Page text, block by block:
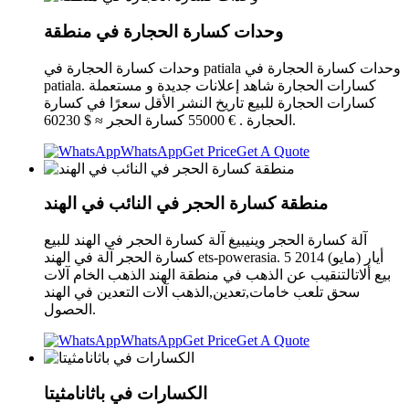
وحدات كسارة الحجارة في منطقة
وحدات كسارة الحجارة في patiala وحدات كسارة الحجارة في
patiala. كسارات الحجارة شاهد إعلانات جديدة و مستعملة
كسارات الحجارة للبيع تاريخ النشر الأقل سعرًا في كسارة
الحجارة . € 55000 كسارة الحجر ≈ $ 60230.
WhatsAppGet PriceGet A Quote
منطقة كسارة الحجر في النائب في الهند
آلة كسارة الحجر وينيبيغ آلة كسارة الحجر في الهند للبيع
كسارة الحجر آلة في الهند ets-powerasia. 5 أيار (مايو) 2014
بيع ألاتالتنقيب عن الذهب في منطقة الهند الذهب الخام آلات
سحق تلعب خامات,تعدين,الذهب آلات التعدين في الهند
.الحصول
WhatsAppGet PriceGet A Quote
الكسارات في باثانامثيتا